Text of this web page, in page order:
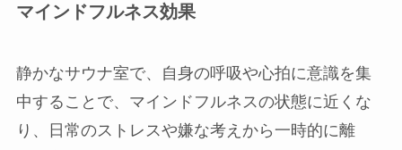
マインドフルネス効果
静かなサウナ室で、自身の呼吸や心拍に意識を集
中することで、マインドフルネスの状態に近くな
り、日常のストレスや嫌な考えから一時的に離